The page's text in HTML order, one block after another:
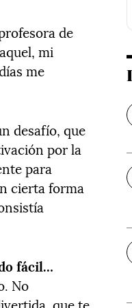
de
mi
me
desafío, que
por la
para
cierta forma
fácil…
No